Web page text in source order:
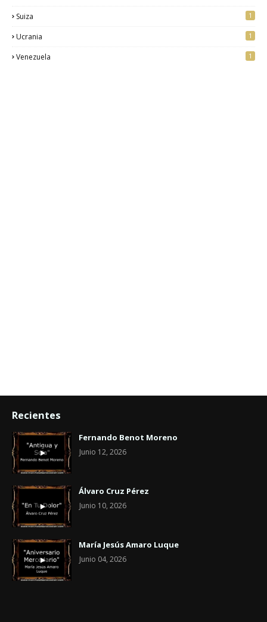
Suiza
1
Ucrania 1
Venezuela 1
Recientes
Fernando Benot Moreno
Junio 12, 2026
Álvaro Cruz Pérez
Junio 10, 2026
María Jesús Amaro Luque
Junio 04, 2026